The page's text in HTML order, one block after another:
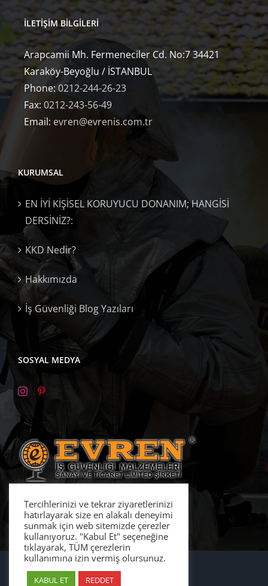
İLETIŞIM BILGILERI
Arapcamii Mh. Fermeneciler Cd. No:7 34421
Karaköy-Beyoğlu / İSTANBUL
Phone: 0212-244-26-23
Fax: 0212-243-56-49
Email: evren@evrenis.com.tr
KURUMSAL
EN İYİ KİŞİSEL KORUYUCU DONANIM; HANGİSİ
DERSİNİZ?:
KKD Nedir?
Hakkımızda
İş Güvenliği Blog Yazıları
SOSYAL MEDYA
Copyright 2021
Tercihlerinizi ve tekrar ziyaretlerinizi
hatırlayarak size en alakalı deneyimi
sunmak için web sitemizde çerezler
kullanıyoruz. "Kabul Et" seçeneğine
tıklayarak, TÜM çerezlerin
kullanımına izin vermiş olursunuz.
KABUL ET REDDET